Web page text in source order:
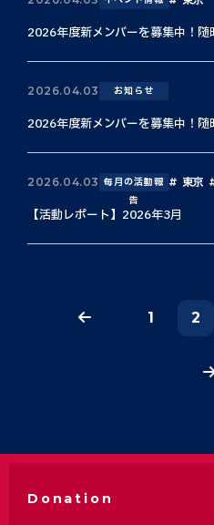
2026年度新メンバーを募集中！随
2026.04.03 お知らせ
2026年度新メンバーを募集中！随
2026.04.03 毎月の活動報
告
東京
【活動レポート】2026年3月
1 2
Donation